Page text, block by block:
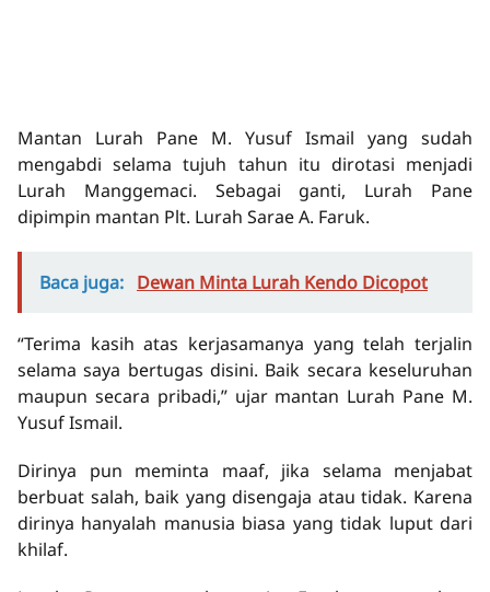
Mantan Lurah Pane M. Yusuf Ismail yang sudah
mengabdi selama tujuh tahun itu dirotasi menjadi
Lurah Manggemaci. Sebagai ganti, Lurah Pane
dipimpin mantan Plt. Lurah Sarae A. Faruk.
Baca juga: Dewan Minta Lurah Kendo Dicopot
“Terima kasih atas kerjasamanya yang telah terjalin
selama saya bertugas disini. Baik secara keseluruhan
maupun secara pribadi,” ujar mantan Lurah Pane M.
Yusuf Ismail.
Dirinya pun meminta maaf, jika selama menjabat
berbuat salah, baik yang disengaja atau tidak. Karena
dirinya hanyalah manusia biasa yang tidak luput dari
khilaf.